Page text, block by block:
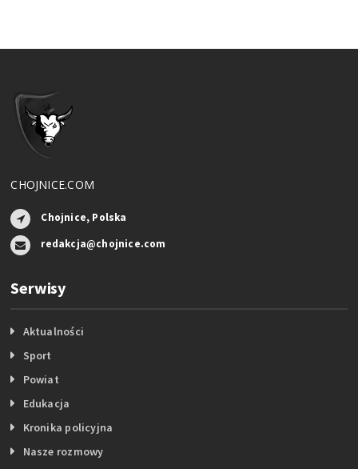
CHOJNICE.COM
Chojnice, Polska
redakcja@chojnice.com
Serwisy
Aktualności
Sport
Powiat
Edukacja
Kronika policyjna
Nasze rozmowy